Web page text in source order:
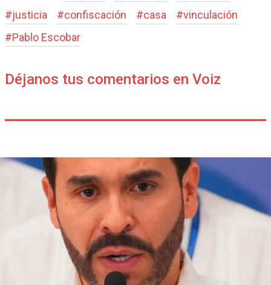
#justicia #confiscación #casa #vinculación
#Pablo Escobar
Déjanos tus comentarios en Voiz